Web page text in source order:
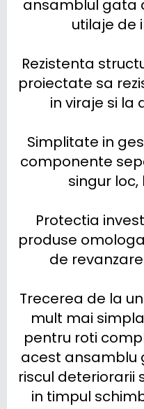
ansamblul gata
utilaje de
Rezistenta
proiectate sa
in viraje si la
Simplitate in
componente
singur
Protectia
produse
de
Trecerea de la
mult mai
pentru roti
acest ansamblu
riscul deteriorarii
in timpul